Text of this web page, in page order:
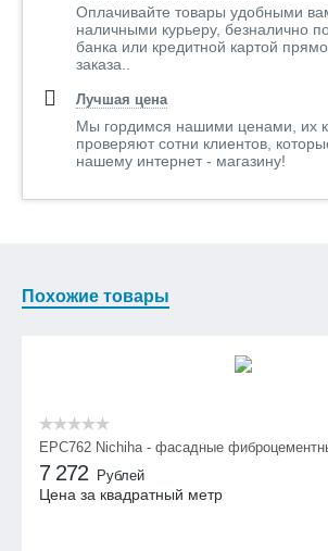
Оплачивайте товары удобными
наличными курьеру, безналично
банка или кредитной картой
заказа..
Лучшая цена
Мы гордимся нашими ценами, их
проверяют сотни клиентов,
нашему интернет - магазину!
Похожие товары
EPC762 Nichiha - фасадные
7 272 Рублей
Цена за квадратный метр